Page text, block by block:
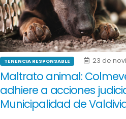
TENENCIA RESPONSABLE 23 de
Maltrato animal:
adhiere a acciones
Municipalidad de